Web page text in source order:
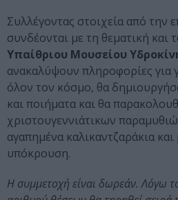
Συλλέγοντας στοιχεία από την
συνδέονται με τη θεματική και
Υπαίθριου Μουσείου
ανακαλύψουν πληροφορίες για
όλον τον κόσμο, θα
και ποιήματα και θα
χριστουγεννιάτικων
αγαπημένα καλικαντζαράκια
υπόκρουση.
Η συμμετοχή είναι δωρεάν. Λόγω